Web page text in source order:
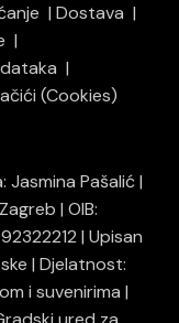
Dostava
(Cookies)
Pašalić |
| OIB:
| Upisan
| Djelatnost:
i suvenirima |